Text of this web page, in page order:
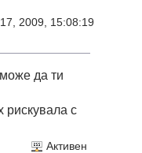
2009, 15:08:19
да ти
рискувала с
Активен